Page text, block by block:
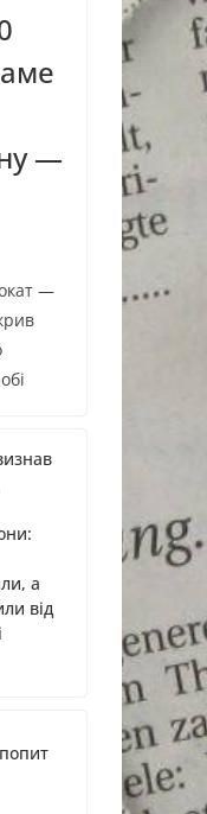
—
—
а
від